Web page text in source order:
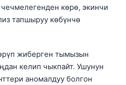
көрө, экинчи
тапшыруу көбүнчө
жиберген тымызын
келип чыкпайт. Ушунун
аномалдуу болгон